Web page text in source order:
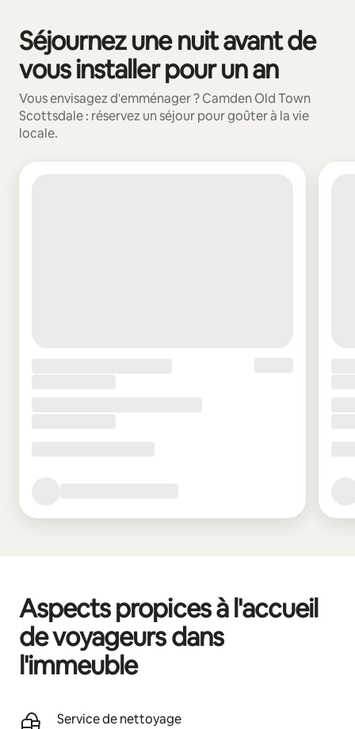
Séjournez une nuit avant de
vous installer pour un an
Vous envisagez d'emménager ? Camden Old Town
Scottsdale : réservez un séjour pour goûter à la vie
locale.
0 sur 0 élément visible
Aspects propices à l'accueil
de voyageurs dans
l'immeuble
Service de nettoyage